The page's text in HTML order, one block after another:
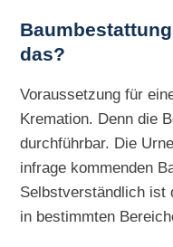
das?
Voraussetzung für
Kremation. Denn die
durchführbar. Die
infrage kommenden
Selbstverständlich ist
in bestimmten